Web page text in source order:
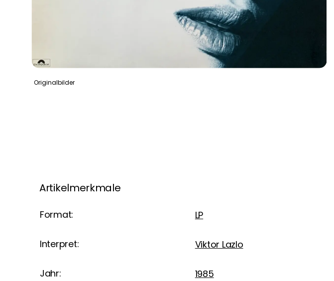
Originalbilder
Artikelmerkmale
Format: LP
Interpret: Viktor Lazlo
Jahr: 1985